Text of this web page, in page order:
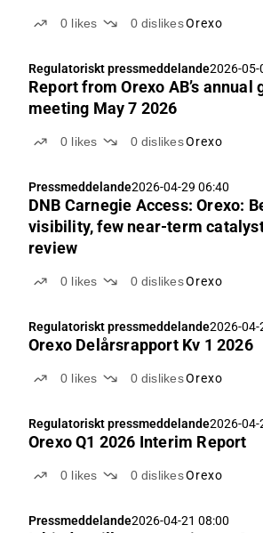
0 likes 0 dislikesOrexo
Regulatoriskt pressmeddelande2026-05-
Report from Orexo AB’s annual
meeting May 7 2026
0 likes 0 dislikesOrexo
Pressmeddelande2026-04-29 06:40
DNB Carnegie Access: Orexo:
visibility, few near-term
review
0 likes 0 dislikesOrexo
Regulatoriskt pressmeddelande2026-04-
Orexo Delårsrapport Kv 1 2026
0 likes 0 dislikesOrexo
Regulatoriskt pressmeddelande2026-04-
Orexo Q1 2026 Interim Report
0 likes 0 dislikesOrexo
Pressmeddelande2026-04-21 08:00